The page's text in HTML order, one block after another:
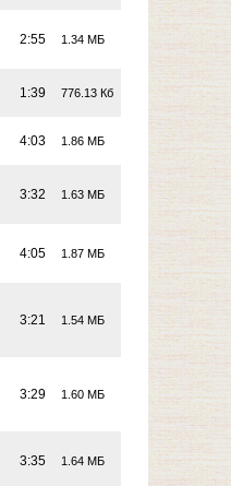
2:55 1.34 МБ
1:39 776.13 Кб
4:03 1.86 МБ
3:32 1.63 МБ
4:05 1.87 МБ
3:21 1.54 МБ
3:29 1.60 МБ
3:35 1.64 МБ